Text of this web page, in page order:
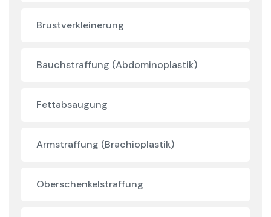
Brustverkleinerung
Bauchstraffung (Abdominoplastik)
Fettabsaugung
Armstraffung (Brachioplastik)
Oberschenkelstraffung